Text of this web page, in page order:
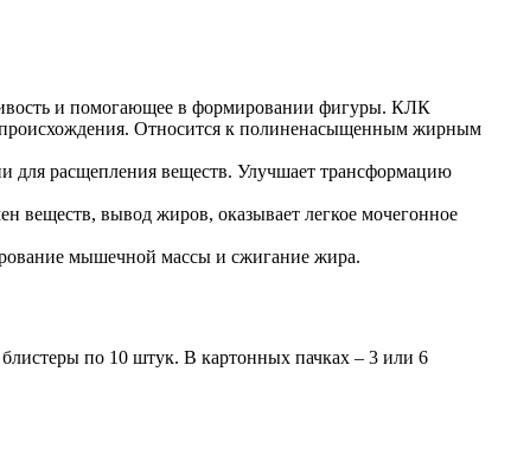
и помогающее в формировании фигуры. КЛК
происхождения. Относится к полиненасыщенным жирным
для расщепления веществ. Улучшает трансформацию
веществ, вывод жиров, оказывает легкое мочегонное
мышечной массы и сжигание жира.
по 10 штук. В картонных пачках – 3 или 6